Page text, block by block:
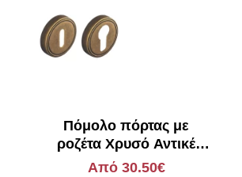
Πόμολο πόρτας με
ροζέτα Χρυσό Αντικέ
Viobrass LINA
Από 30.50€